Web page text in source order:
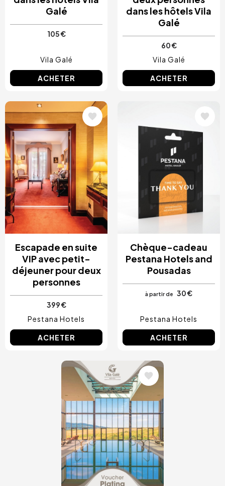
Galé
105 €
Vila Galé
ACHETER
dans les hôtels Vila
Galé
60 €
Vila Galé
ACHETER
Image
Escapade en suite
VIP avec petit-
déjeuner pour deux
personnes
399 €
Pestana Hotels
ACHETER
Chèque-cadeau
Pestana Hotels and
Pousadas
à partir de 30 €
Pestana Hotels
ACHETER
Image